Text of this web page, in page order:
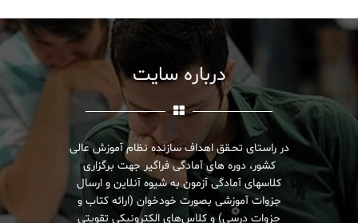
درباره سایت
در راستای تحـقق اهداف سازنده نظام آموزش عالی
کشور، دوره های آمادگی فراگیر جهت برگزاری
کلاسهای آمادگی آزمون به شیوه آنلاین و ارسال
جزوات آموزشی بصورت خودخوان (ارائه کتاب و
جزوات درسی) و کلاس‌های الکترونیکی تقویتی